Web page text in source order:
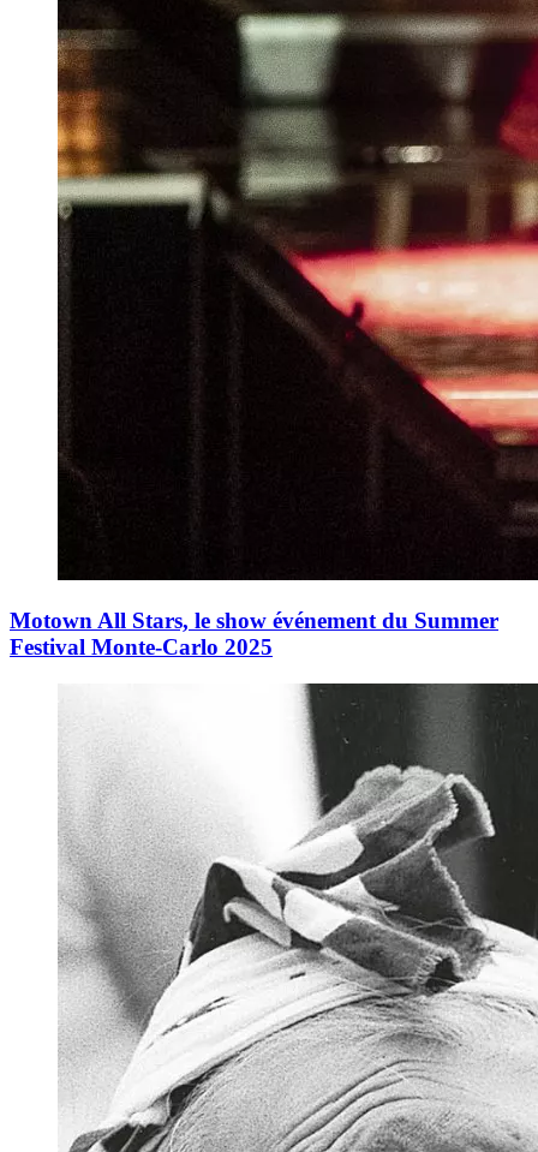
Motown All Stars, le show événement du Summer
Festival Monte-Carlo 2025